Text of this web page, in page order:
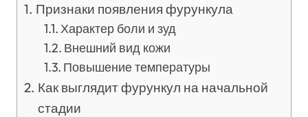
Признаки появления фурункула
Характер боли и зуд
Внешний вид кожи
Повышение температуры
Как выглядит фурункул на начальной
стадии